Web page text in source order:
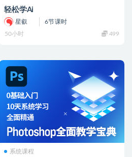
轻松学Ai
星叡
6节课时
50小时
499
系统课程